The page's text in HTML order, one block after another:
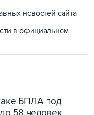
в официальном
БПЛА под